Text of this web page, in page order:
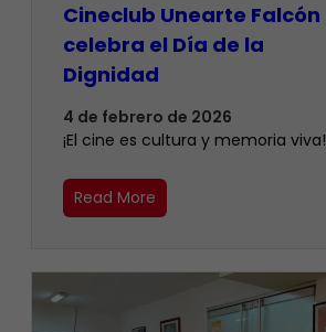
Cineclub Unearte Falcón
celebra el Día de la
Dignidad
4 de febrero de 2026
¡El cine es cultura y memoria viva!
Read More